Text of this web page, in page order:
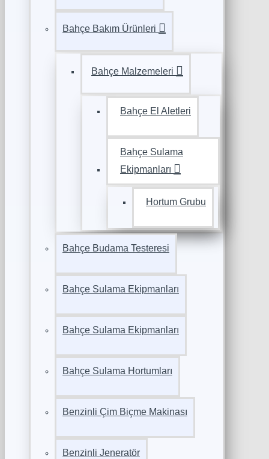
Bahçe Bakım Ürünleri
Bahçe Malzemeleri
Bahçe El Aletleri
Bahçe Sulama
Ekipmanları
Hortum Grubu
Bahçe Budama Testeresi
Bahçe Sulama Ekipmanları
Bahçe Sulama Ekipmanları
Bahçe Sulama Hortumları
Benzinli Çim Biçme Makinası
Benzinli Jeneratör